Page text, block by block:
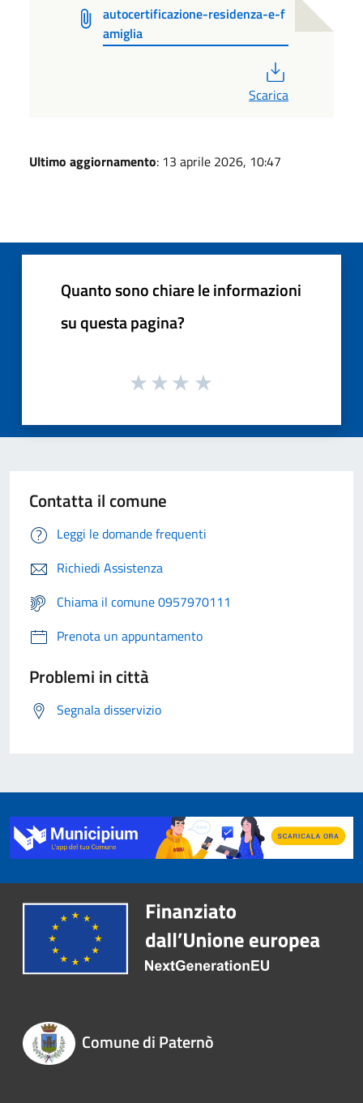
autocertificazione-residenza-e-f
amiglia
Scarica
Ultimo aggiornamento: 13 aprile 2026, 10:47
Quanto sono chiare le informazioni
su questa pagina?
Contatta il comune
Leggi le domande frequenti
Richiedi Assistenza
Chiama il comune 0957970111
Prenota un appuntamento
Problemi in città
Segnala disservizio
Comune di Paternò